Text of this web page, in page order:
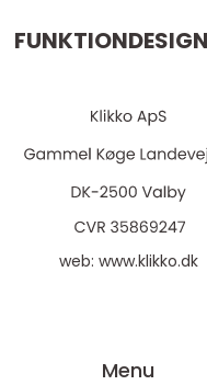
web: www.klikko.dk
Menu